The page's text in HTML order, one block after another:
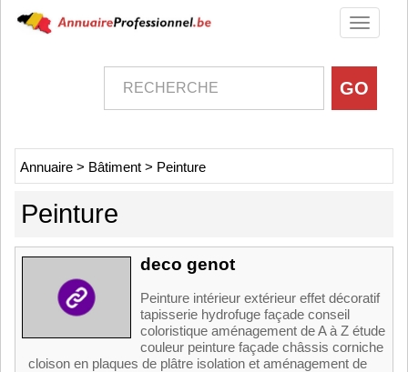
Toggle
Annuaire > Bâtiment > Peinture
Peinture
deco genot
Peinture intérieur extérieur effet décoratif
tapisserie hydrofuge façade conseil
coloristique aménagement de A à Z étude
couleur peinture façade châssis corniche
cloison en plaques de plâtre isolation et aménagement de